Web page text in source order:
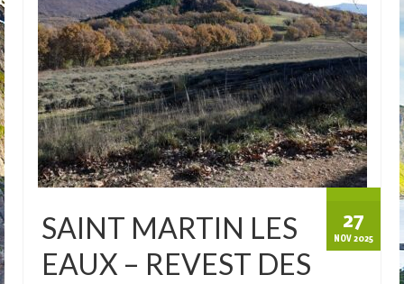
27
NOV 2025
SAINT MARTIN LES
EAUX – REVEST DES